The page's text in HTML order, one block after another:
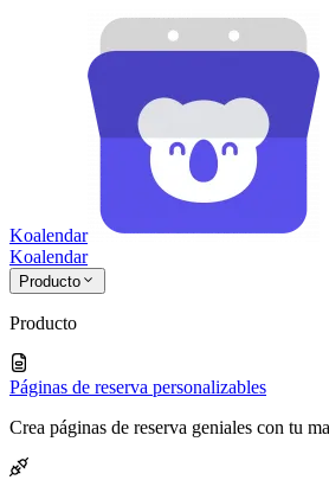
Koalendar
Koalendar
Producto
Producto
Páginas de reserva personalizables
Crea páginas de reserva geniales con tu